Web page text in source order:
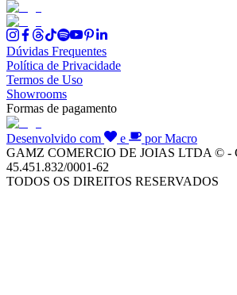
Dúvidas Frequentes
Política de Privacidade
Termos de Uso
Showrooms
Formas de pagamento
Desenvolvido com e
por Macro
GAMZ COMERCIO DE JOIAS LTDA © -
45.451.832/0001-62
TODOS OS DIREITOS RESERVADOS